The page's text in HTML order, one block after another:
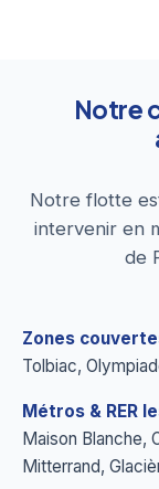
Notre
Notre flotte
intervenir en
de
Zones
Tolbiac,
Métros & RER
Maison Blanche,
Mitterrand,